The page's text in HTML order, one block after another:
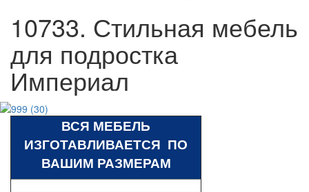
10733. Стильная мебель
для подростка
Империал
ВСЯ МЕБЕЛЬ
ИЗГОТАВЛИВАЕТСЯ ПО
ВАШИМ РАЗМЕРАМ